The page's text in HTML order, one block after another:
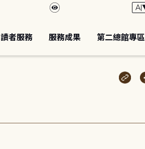
讀者服務 服務成果 第二總館專區